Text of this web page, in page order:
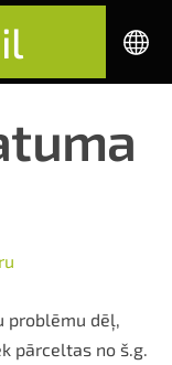
dēļ,
pārceltas no š.g.